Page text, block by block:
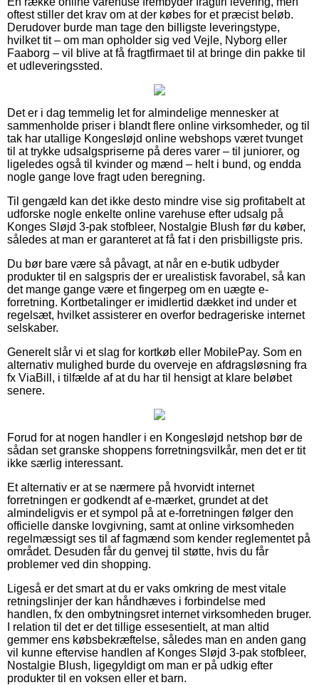
oftest stiller det krav om at der købes for et præcist beløb.
Derudover burde man tage den billigste leveringstype,
hvilket tit – om man opholder sig ved Vejle, Nyborg eller
Faaborg – vil blive at få fragtfirmaet til at bringe din pakke til
et udleveringssted.
Det er i dag temmelig let for almindelige mennesker at
sammenholde priser i blandt flere online virksomheder, og til
tak har utallige Kongesløjd online webshops været tvunget
til at trykke udsalgspriserne på deres varer – til juniorer, og
ligeledes også til kvinder og mænd – helt i bund, og endda
nogle gange love fragt uden beregning.
Til gengæld kan det ikke desto mindre vise sig profitabelt at
udforske nogle enkelte online varehuse efter udsalg på
Konges Sløjd 3-pak stofbleer, Nostalgie Blush før du køber,
således at man er garanteret at få fat i den prisbilligste pris.
Du bør bare være så påvagt, at når en e-butik udbyder
produkter til en salgspris der er urealistisk favorabel, så kan
det mange gange være et fingerpeg om en uægte e-
forretning. Kortbetalinger er imidlertid dækket ind under et
regelsæt, hvilket assisterer en overfor bedrageriske internet
selskaber.
Generelt slår vi et slag for kortkøb eller MobilePay. Som en
alternativ mulighed burde du overveje en afdragsløsning fra
fx ViaBill, i tilfælde af at du har til hensigt at klare beløbet
senere.
Forud for at nogen handler i en Kongesløjd netshop bør de
sådan set granske shoppens forretningsvilkår, men det er tit
ikke særlig interessant.
Et alternativ er at se nærmere på hvorvidt internet
forretningen er godkendt af e-mærket, grundet at det
almindeligvis er et sympol på at e-forretningen følger den
officielle danske lovgivning, samt at online virksomheden
regelmæssigt ses til af fagmænd som kender reglementet på
området. Desuden får du genvej til støtte, hvis du får
problemer ved din shopping.
Ligeså er det smart at du er vaks omkring de mest vitale
retningslinjer der kan håndhæves i forbindelse med
handlen, fx den ombytningsret internet virksomheden bruger.
I relation til det er det tillige essesentielt, at man altid
gemmer ens købsbekræftelse, således man en anden gang
vil kunne eftervise handlen af Konges Sløjd 3-pak stofbleer,
Nostalgie Blush, ligegyldigt om man er på udkig efter
produkter til en voksen eller et barn.